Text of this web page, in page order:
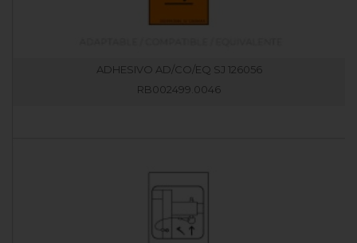
ADHESIVO AD/CO/EQ SJ 126056
RB002499.0046